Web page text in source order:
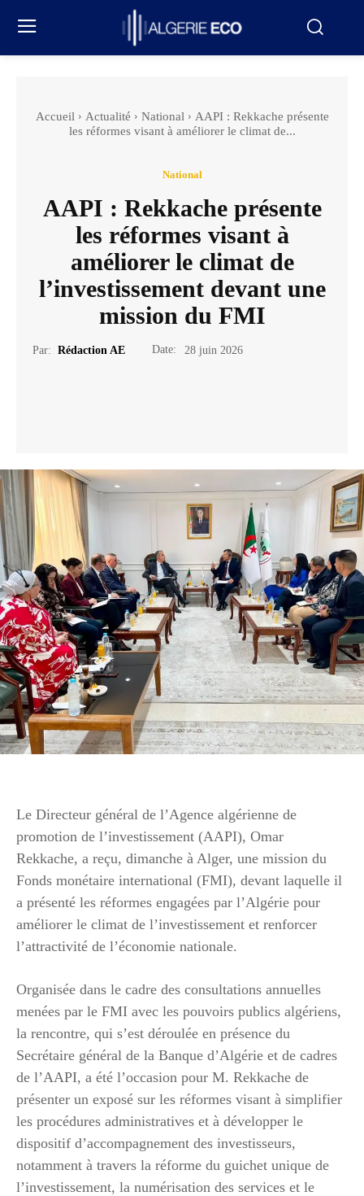
Accueil Actualité National
AAPI : Rekkache présente
les réformes visant à améliorer le climat de...
National
AAPI : Rekkache présente
les réformes visant à
améliorer le climat de
l’investissement devant une
mission du FMI
Par: Rédaction AE Date: 28 juin 2026
Le Directeur général de l’Agence algérienne de
promotion de l’investissement (AAPI), Omar
Rekkache, a reçu, dimanche à Alger, une mission du
Fonds monétaire international (FMI), devant laquelle il
a présenté les réformes engagées par l’Algérie pour
améliorer le climat de l’investissement et renforcer
l’attractivité de l’économie nationale.
Organisée dans le cadre des consultations annuelles
menées par le FMI avec les pouvoirs publics algériens,
la rencontre, qui s’est déroulée en présence du
Secrétaire général de la Banque d’Algérie et de cadres
de l’AAPI, a été l’occasion pour M. Rekkache de
présenter un exposé sur les réformes visant à simplifier
les procédures administratives et à développer le
dispositif d’accompagnement des investisseurs,
notamment à travers la réforme du guichet unique de
l’investissement, la numérisation des services et le